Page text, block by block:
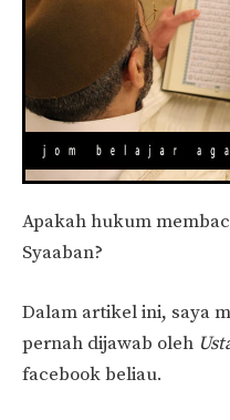
Apakah hukum
Syaaban?
Dalam artikel ini, saya
pernah dijawab oleh
facebook beliau.